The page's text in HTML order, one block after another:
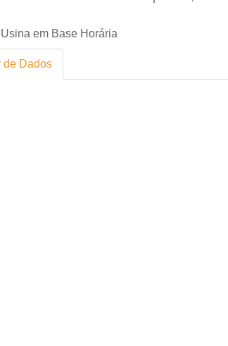
em Base Horária
de Dados